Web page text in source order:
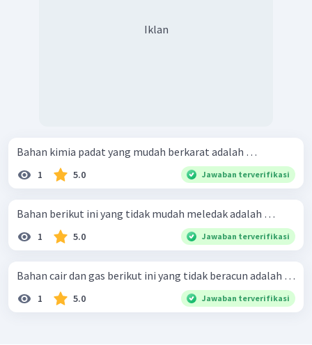
Iklan
Bahan kimia padat yang mudah berkarat adalah …
1 5.0 Jawaban terverifikasi
Bahan berikut ini yang tidak mudah meledak adalah …
1 5.0 Jawaban terverifikasi
Bahan cair dan gas berikut ini yang tidak beracun adalah …
1 5.0 Jawaban terverifikasi